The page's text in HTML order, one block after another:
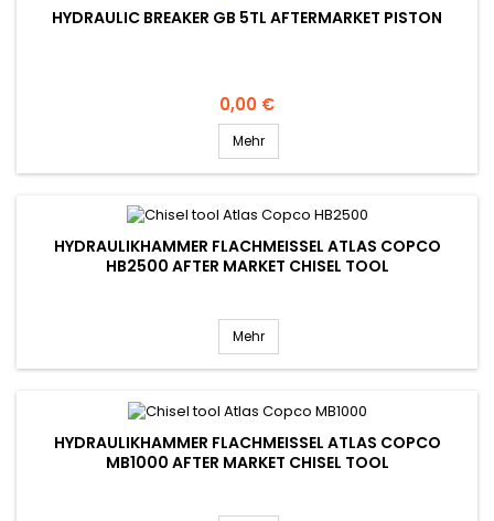
HYDRAULIC BREAKER GB 5TL AFTERMARKET PISTON
Preis
0,00 €
Mehr
HYDRAULIKHAMMER FLACHMEISSEL ATLAS COPCO H
B2500 AFTER MARKET CHISEL TOOL
Mehr
HYDRAULIKHAMMER FLACHMEISSEL ATLAS COPCO M
B1000 AFTER MARKET CHISEL TOOL